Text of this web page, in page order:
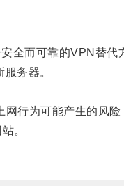
而可靠的VPN替代
务器。
行为可能产生的风险
。